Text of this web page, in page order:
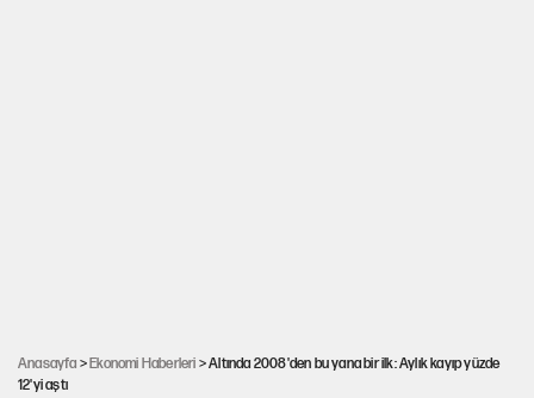
Anasayfa >Ekonomi Haberleri > Altında 2008'den bu yana bir ilk: Aylık kayıp yüzde
12'yi aştı